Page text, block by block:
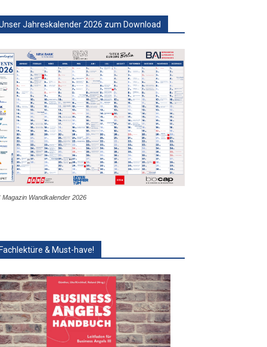
Jahreskalender 2026 zum Download
Magazin Wandkalender 2026
& Must-have!